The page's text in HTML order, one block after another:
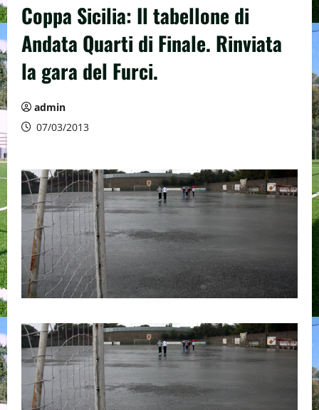
Coppa Sicilia: Il tabellone di
Andata Quarti di Finale. Rinviata
la gara del Furci.
admin
07/03/2013